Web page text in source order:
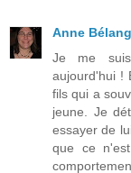
Anne
Je me suis
aujourd'hui !
fils qui a
jeune. Je
essayer de
que ce